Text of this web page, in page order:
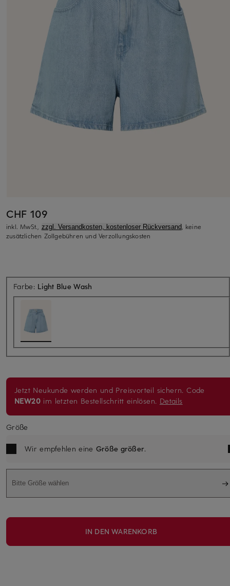
CHF 109
inkl. MwSt., zzgl. Versandkosten, kostenloser Rückversand, keine
zusätzlichen Zollgebühren und Verzollungskosten
Farbe: Light Blue Wash
Jetzt Neukunde werden und Preisvorteil sichern. Code
NEW20 im letzten Bestellschritt einlösen. Details
Größe
Wir empfehlen eine Größe größer.
Bitte Größe wählen
IN DEN WARENKORB